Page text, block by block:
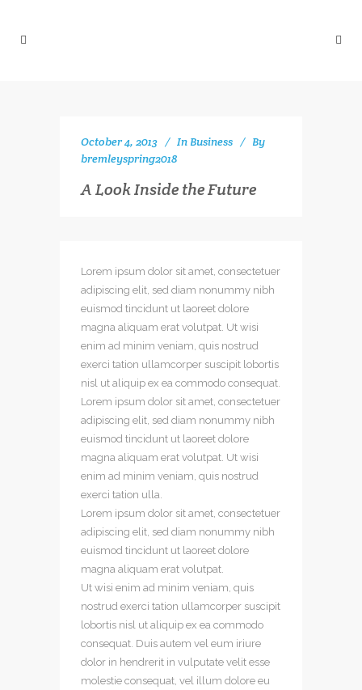
October 4, 2013 In Business
By
bremleyspring2018
A Look Inside the Future
Lorem ipsum dolor sit amet, consectetuer
adipiscing elit, sed diam nonummy nibh
euismod tincidunt ut laoreet dolore
magna aliquam erat volutpat. Ut wisi
enim ad minim veniam, quis nostrud
exerci tation ullamcorper suscipit lobortis
nisl ut aliquip ex ea commodo consequat.
Lorem ipsum dolor sit amet, consectetuer
adipiscing elit, sed diam nonummy nibh
euismod tincidunt ut laoreet dolore
magna aliquam erat volutpat. Ut wisi
enim ad minim veniam, quis nostrud
exerci tation ulla.
Lorem ipsum dolor sit amet, consectetuer
adipiscing elit, sed diam nonummy nibh
euismod tincidunt ut laoreet dolore
magna aliquam erat volutpat.
Ut wisi enim ad minim veniam, quis
nostrud exerci tation ullamcorper suscipit
lobortis nisl ut aliquip ex ea commodo
consequat. Duis autem vel eum iriure
dolor in hendrerit in vulputate velit esse
molestie consequat, vel illum dolore eu